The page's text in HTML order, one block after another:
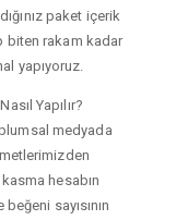
paket içerik
biten rakam kadar
yapıyoruz.
Yapılır?
medyada
hesabın
sayısının